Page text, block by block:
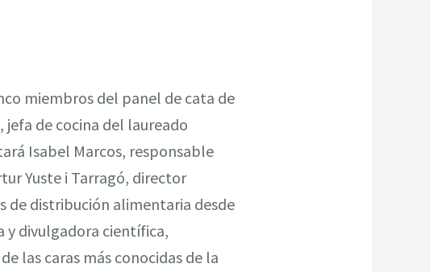
miembros del panel de cata de
jefa de cocina del laureado
Isabel Marcos, responsable
Yuste i Tarragó, director
de distribución alimentaria desde
y divulgadora científica,
las caras más conocidas de la